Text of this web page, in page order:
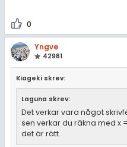
0
Yngve
42981
Kiageki skrev:
Laguna skrev:
Det verkar vara något
sen verkar du räkna med x
det är rätt.